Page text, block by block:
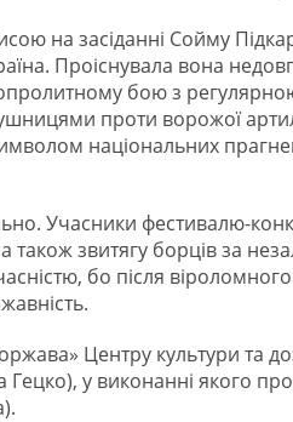
на засіданні Сойму
Проіснувала вона
бою з
проти ворожої
національних
Учасники фестивалю-
звитягу борців за
бо після
Центру культури та
Гецко), у виконанні якого